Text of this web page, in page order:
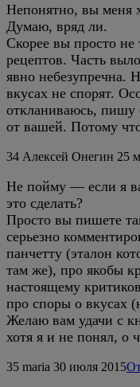
Непонятно, вы меня
Думаю, вряд ли.
Скорее вы просто не
рецептов. Часть
явно небезупречна.
вкусах не спорят.
откланиваюсь, пишу
от вашей. Потому
34 Алексей Онегин 25
Не пойму — если я
это сделать?
Просто вы пишете
серьезно
панчетту (эталон
там же), про якобы
настоящему
про споры о вкусах
Желаю вам удачи с
хотя я и не понял, о
35 maria 30 июля 2015